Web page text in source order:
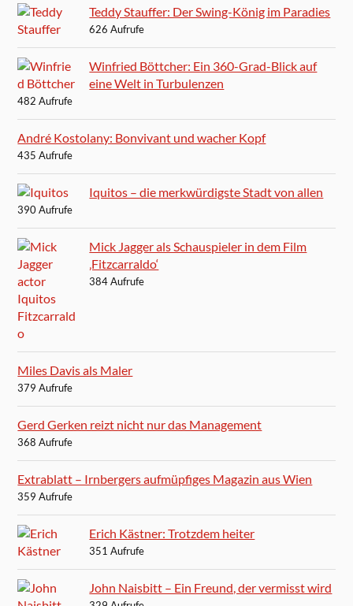
Teddy Stauffer: Der Swing-König im Paradies
626 Aufrufe
Winfried Böttcher: Ein 360-Grad-Blick auf
eine Welt in Turbulenzen
482 Aufrufe
André Kostolany: Bonvivant und wacher Kopf
435 Aufrufe
Iquitos – die merkwürdigste Stadt von allen
390 Aufrufe
Mick Jagger als Schauspieler in dem Film
‚Fitzcarraldo‘
384 Aufrufe
Miles Davis als Maler
379 Aufrufe
Gerd Gerken reizt nicht nur das Management
368 Aufrufe
Extrablatt – Irnbergers aufmüpfiges Magazin aus Wien
359 Aufrufe
Erich Kästner: Trotzdem heiter
351 Aufrufe
John Naisbitt – Ein Freund, der vermisst wird